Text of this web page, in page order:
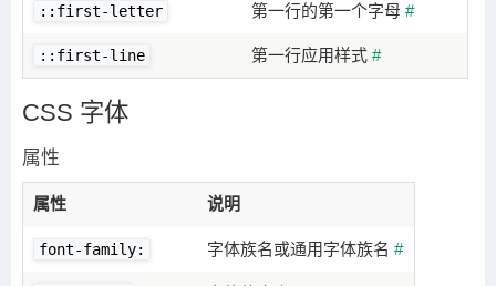
::first-letter 第一行的第一个字母#
::first-line 第一行应用样式#
CSS 字体
属性
属性 说明
font-family: 字体族名或通用字体族名#